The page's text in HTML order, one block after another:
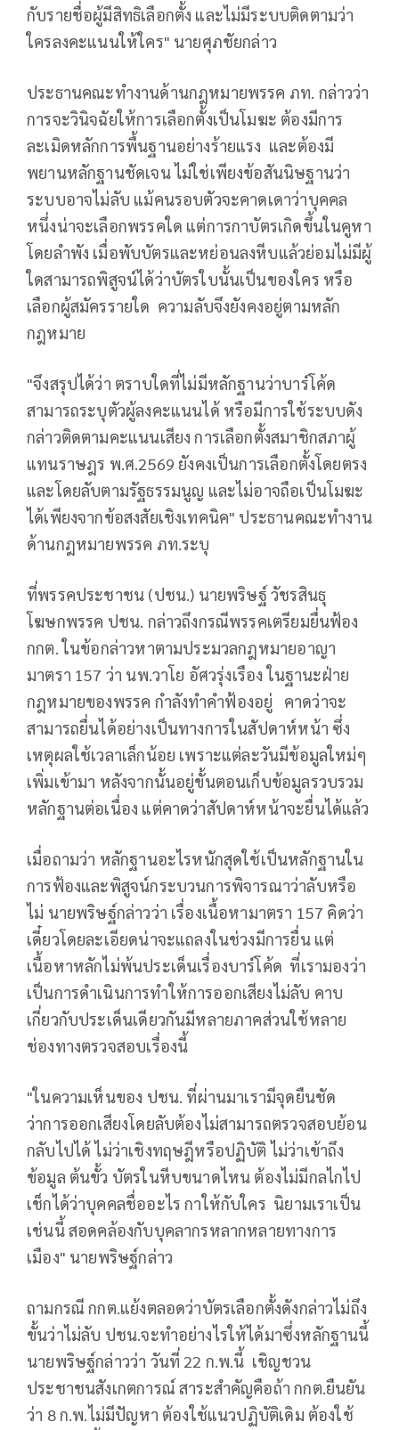
กับรายชื่อผู้มีสิทธิเลือกตั้ง และไม่มีระบบติดตามว่า
ใครลงคะแนนให้ใคร" นายศุภชัยกล่าว
ประธานคณะทำงานด้านกฎหมายพรรค ภท. กล่าวว่า
การจะวินิจฉัยให้การเลือกตั้งเป็นโมฆะ ต้องมีการ
ละเมิดหลักการพื้นฐานอย่างร้ายแรง และต้องมี
พยานหลักฐานชัดเจน ไม่ใช่เพียงข้อสันนิษฐานว่า
ระบบอาจไม่ลับ แม้คนรอบตัวจะคาดเดาว่าบุคคล
หนึ่งน่าจะเลือกพรรคใด แต่การกาบัตรเกิดขึ้นในคูหา
โดยลำพัง เมื่อพับบัตรและหย่อนลงหีบแล้วย่อมไม่มีผู้
ใดสามารถพิสูจน์ได้ว่าบัตรใบนั้นเป็นของใคร หรือ
เลือกผู้สมัครรายใด ความลับจึงยังคงอยู่ตามหลัก
กฎหมาย
"จึงสรุปได้ว่า ตราบใดที่ไม่มีหลักฐานว่าบาร์โค้ด
สามารถระบุตัวผู้ลงคะแนนได้ หรือมีการใช้ระบบดัง
กล่าวติดตามคะแนนเสียง การเลือกตั้งสมาชิกสภาผู้
แทนราษฎร พ.ศ.2569 ยังคงเป็นการเลือกตั้งโดยตรง
และโดยลับตามรัฐธรรมนูญ และไม่อาจถือเป็นโมฆะ
ได้เพียงจากข้อสงสัยเชิงเทคนิค" ประธานคณะทำงาน
ด้านกฎหมายพรรค ภท.ระบุ
ที่พรรคประชาชน (ปชน.) นายพริษฐ์ วัชรสินธุ
โฆษกพรรค ปชน. กล่าวถึงกรณีพรรคเตรียมยื่นฟ้อง
กกต. ในข้อกล่าวหาตามประมวลกฎหมายอาญา
มาตรา 157 ว่า นพ.วาโย อัศวรุ่งเรือง ในฐานะฝ่าย
กฎหมายของพรรค กำลังทำคำฟ้องอยู่ คาดว่าจะ
สามารถยื่นได้อย่างเป็นทางการในสัปดาห์หน้า ซึ่ง
เหตุผลใช้เวลาเล็กน้อย เพราะแต่ละวันมีข้อมูลใหม่ๆ
เพิ่มเข้ามา หลังจากนั้นอยู่ขั้นตอนเก็บข้อมูลรวบรวม
หลักฐานต่อเนื่อง แต่คาดว่าสัปดาห์หน้าจะยื่นได้แล้ว
เมื่อถามว่า หลักฐานอะไรหนักสุดใช้เป็นหลักฐานใน
การฟ้องและพิสูจน์กระบวนการพิจารณาว่าลับหรือ
ไม่ นายพริษฐ์กล่าวว่า เรื่องเนื้อหามาตรา 157 คิดว่า
เดี๋ยวโดยละเอียดน่าจะแถลงในช่วงมีการยื่น แต่
เนื้อหาหลักไม่พ้นประเด็นเรื่องบาร์โค้ด ที่เรามองว่า
เป็นการดำเนินการทำให้การออกเสียงไม่ลับ คาบ
เกี่ยวกับประเด็นเดียวกันมีหลายภาคส่วนใช้หลาย
ช่องทางตรวจสอบเรื่องนี้
"ในความเห็นของ ปชน. ที่ผ่านมาเรามีจุดยืนชัด
ว่าการออกเสียงโดยลับต้องไม่สามารถตรวจสอบย้อน
กลับไปได้ ไม่ว่าเชิงทฤษฎีหรือปฏิบัติ ไม่ว่าเข้าถึง
ข้อมูล ต้นขั้ว บัตรในหีบขนาดไหน ต้องไม่มีกลไกไป
เช็กได้ว่าบุคคลชื่ออะไร กาให้กับใคร นิยามเราเป็น
เช่นนี้ สอดคล้องกับบุคลากรหลากหลายทางการ
เมือง" นายพริษฐ์กล่าว
ถามกรณี กกต.แย้งตลอดว่าบัตรเลือกตั้งดังกล่าวไม่ถึง
ขั้นว่าไม่ลับ ปชน.จะทำอย่างไรให้ได้มาซึ่งหลักฐานนี้
นายพริษฐ์กล่าวว่า วันที่ 22 ก.พ.นี้ เชิญชวน
ประชาชนสังเกตการณ์ สาระสำคัญคือถ้า กกต.ยืนยัน
ว่า 8 ก.พ.ไม่มีปัญหา ต้องใช้แนวปฏิบัติเดิม ต้องใช้